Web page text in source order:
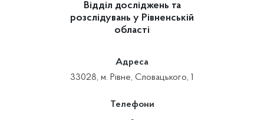
Відділ досліджень та
розслідувань у Рівненській
області
Адреса
33028, м. Рівне, Словацького, 1
Телефони
-